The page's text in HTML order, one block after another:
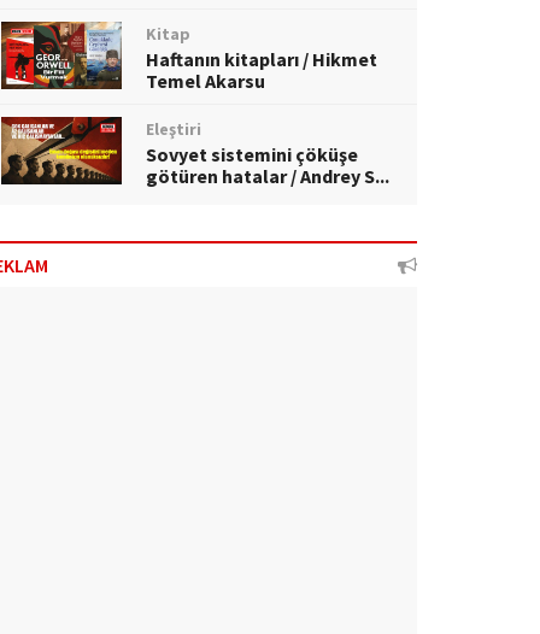
Kitap
Haftanın kitapları / Hikmet
Temel Akarsu
Eleştiri
Sovyet sistemini çöküşe
götüren hatalar / Andrey S...